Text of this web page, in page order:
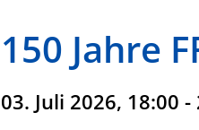
150 Jahre
03. Juli 2026, 18:00